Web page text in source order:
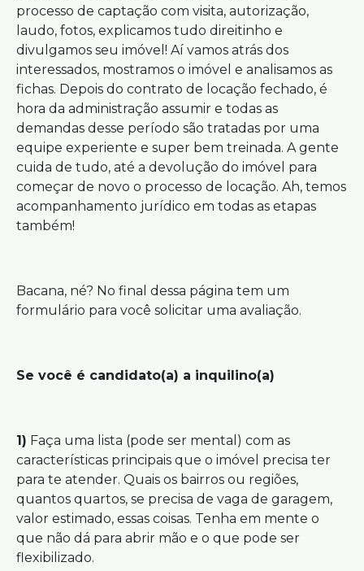
processo de captação com visita, autorização,
laudo, fotos, explicamos tudo direitinho e
divulgamos seu imóvel! Aí vamos atrás dos
interessados, mostramos o imóvel e analisamos as
fichas. Depois do contrato de locação fechado, é
hora da administração assumir e todas as
demandas desse período são tratadas por uma
equipe experiente e super bem treinada. A gente
cuida de tudo, até a devolução do imóvel para
começar de novo o processo de locação. Ah, temos
acompanhamento jurídico em todas as etapas
também!
Bacana, né? No final dessa página tem um
formulário para você solicitar uma avaliação.
Se você é candidato(a) a inquilino(a)
1) Faça uma lista (pode ser mental) com as
características principais que o imóvel precisa ter
para te atender. Quais os bairros ou regiões,
quantos quartos, se precisa de vaga de garagem,
valor estimado, essas coisas. Tenha em mente o
que não dá para abrir mão e o que pode ser
flexibilizado.